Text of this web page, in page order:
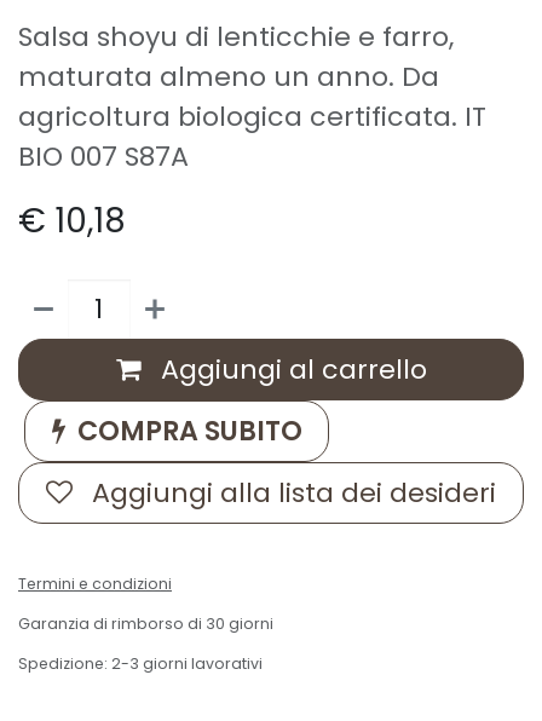
Salsa shoyu di lenticchie e farro,
maturata almeno un anno. Da
agricoltura biologica certificata. IT
BIO 007 S87A
€ 10,18
Aggiungi al carrello
COMPRA SUBITO
Aggiungi alla lista dei desideri
Termini e condizioni
Garanzia di rimborso di 30 giorni
Spedizione: 2-3 giorni lavorativi